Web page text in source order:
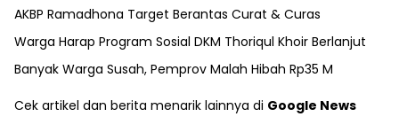
AKBP Ramadhona Target Berantas Curat & Curas
Warga Harap Program Sosial DKM Thoriqul Khoir Berlanjut
Banyak Warga Susah, Pemprov Malah Hibah Rp35 M
Cek artikel dan berita menarik lainnya di Google News